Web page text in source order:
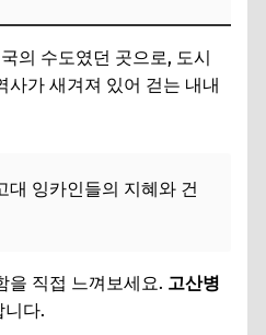
의 수도였던 곳으로, 도시
가 새겨져 있어 걷는 내내
대 잉카인들의 지혜와 건
을 직접 느껴보세요. 고산병
니다.